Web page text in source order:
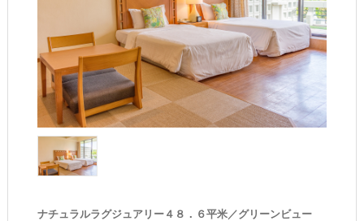
ナチュラルラグジュアリー４８．６平米／グリーンビュー